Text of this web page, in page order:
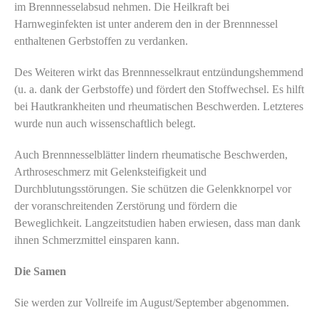
im Brennnesselabsud nehmen. Die Heilkraft bei
Harnweginfekten ist unter anderem den in der Brennnessel
enthaltenen Gerbstoffen zu verdanken.
Des Weiteren wirkt das Brennnesselkraut entzündungshemmend
(u. a. dank der Gerbstoffe) und fördert den Stoffwechsel. Es hilft
bei Hautkrankheiten und rheumatischen Beschwerden. Letzteres
wurde nun auch wissenschaftlich belegt.
Auch Brennnesselblätter lindern rheumatische Beschwerden,
Arthroseschmerz mit Gelenksteifigkeit und
Durchblutungsstörungen. Sie schützen die Gelenkknorpel vor
der voranschreitenden Zerstörung und fördern die
Beweglichkeit. Langzeitstudien haben erwiesen, dass man dank
ihnen Schmerzmittel einsparen kann.
Die Samen
Sie werden zur Vollreife im August/September abgenommen.